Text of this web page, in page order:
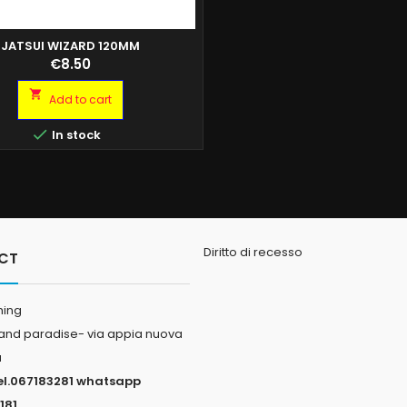
JATSUI WIZARD 120MM
Price
€8.50
 Add to cart
 In stock
paradise- via appia nuova
whatsapp
Diritto di recesso